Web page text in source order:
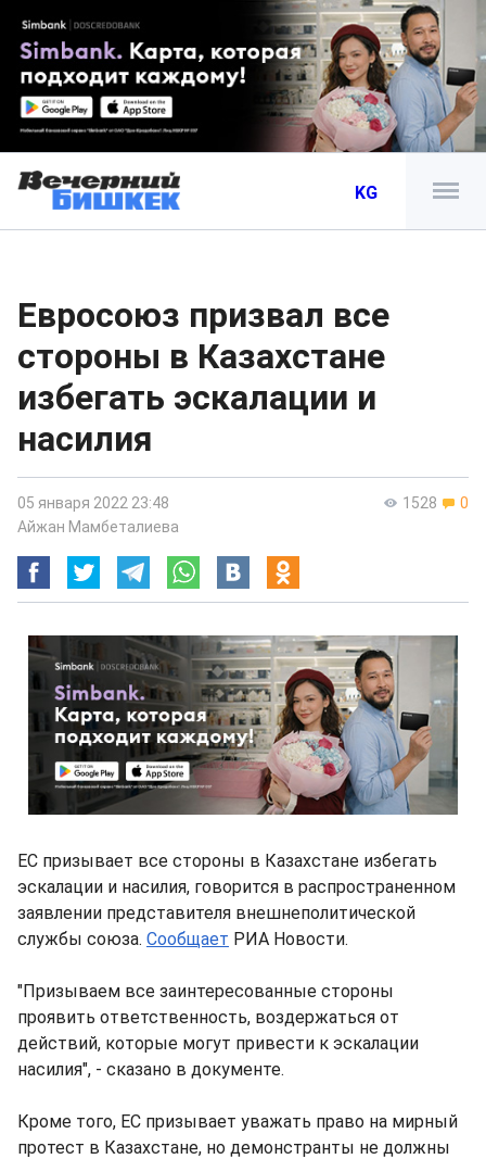
KG
Евросоюз призвал все
стороны в Казахстане
избегать эскалации и
насилия
1528 0
05 января 2022 23:48
Айжан Мамбеталиева
ЕС призывает все стороны в Казахстане избегать
эскалации и насилия, говорится в распространенном
заявлении представителя внешнеполитической
службы союза. Сообщает РИА Новости.
"Призываем все заинтересованные стороны
проявить ответственность, воздержаться от
действий, которые могут привести к эскалации
насилия", - сказано в документе.
Кроме того, ЕС призывает уважать право на мирный
протест в Казахстане, но демонстранты не должны